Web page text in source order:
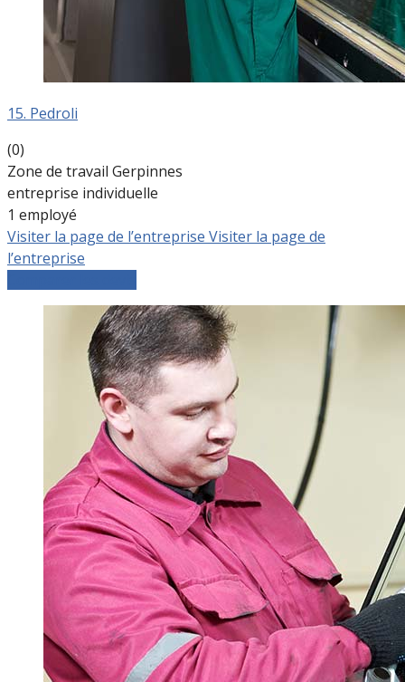
15. Pedroli
(0)
Zone de travail Gerpinnes
entreprise individuelle
1 employé
Visiter la page de l’entreprise Visiter la page de
l’entreprise